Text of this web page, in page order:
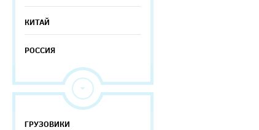
КИТАЙ
РОССИЯ
ГРУЗОВИКИ